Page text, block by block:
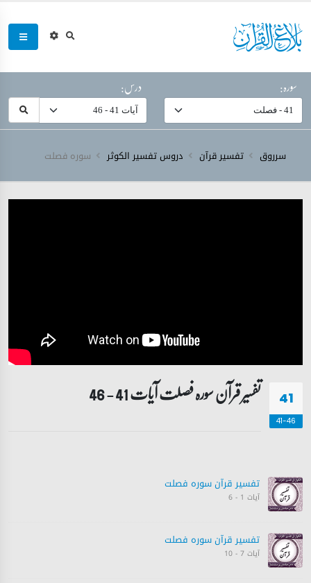
سورہ: درس:
سرروق تفسیر قرآن دروس تفسیر الکوثر سورہ ‎فصلت
41
41-46
تفسیر قرآن سورہ ‎فصلت آیات 41 - 46
تفسیر قرآن سورہ ‎فصلت
آیات 1 - 6
تفسیر قرآن سورہ ‎فصلت
آیات 7 - 10